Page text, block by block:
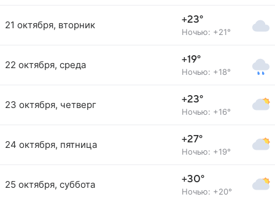
21 октября, вторник +23°
Ночью: +21°
22 октября, среда +19°
Ночью: +18°
23 октября, четверг +23°
Ночью: +16°
24 октября, пятница +27°
Ночью: +19°
25 октября, суббота +30°
Ночью: +20°